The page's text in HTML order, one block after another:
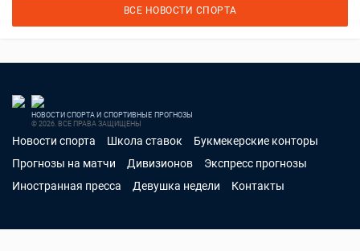
ВСЕ НОВОСТИ СПОРТА
НОВОСТИ СПОРТА И СПОРТИВНЫЕ ПРОГНОЗЫ
© 2026. ВСЕ ПРАВА ЗАЩИЩЕНЫ
Новости спорта Школа ставок
Букмекерские конторы
Прогнозы на матчи
Дивизионов
Экспресс прогнозы
Иностранная пресса
Девушка недели Контакты